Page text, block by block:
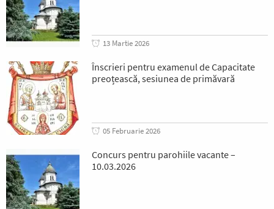
13 Martie 2026
Înscrieri pentru examenul de Capacitate
preoțească, sesiunea de primăvară
05 Februarie 2026
Concurs pentru parohiile vacante –
10.03.2026